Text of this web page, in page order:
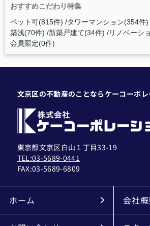
おすすめこだわり特集
ペット可(815件) タワーマンション(354件)
築浅(70件) 新築戸建て(34件) リノベーシ
会員限定(0件)
文京区の不動産のことならケーコーポレ
東京都文京区白山１丁目33-19
TEL:03-5689-0441
FAX:03-5689-6809
ホーム 会社